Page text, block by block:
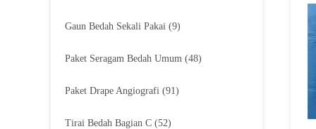
Gaun Bedah Sekali Pakai (9)
Paket Seragam Bedah Umum (48)
Paket Drape Angiografi (91)
Tirai Bedah Bagian C (52)